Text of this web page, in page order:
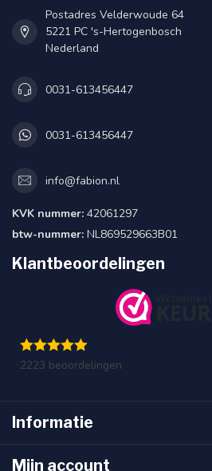
Postadres Velderwoude 64
5221 PC 's-Hertogenbosch
Nederland
0031-613456447
0031-613456447
info@fabion.nl
KVK nummer: 42061297
btw-nummer: NL869529663B01
Klantbeoordelingen
2223 beoordelingen
Informatie
Mijn account